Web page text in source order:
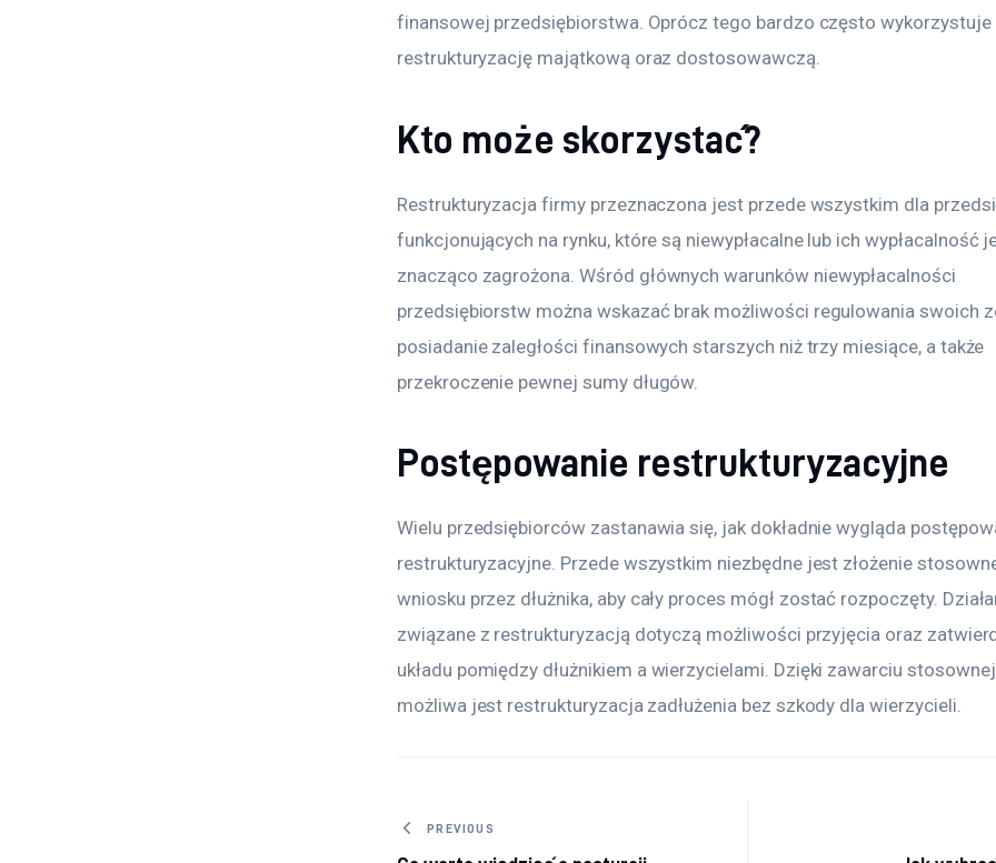
finansowej przedsiębiorstwa. Oprócz tego bardzo często
restrukturyzację majątkową oraz dostosowawczą.
Kto może skorzystać?
Restrukturyzacja firmy przeznaczona jest przede wszystkim dla
funkcjonujących na rynku, które są niewypłacalne lub ich wypłacalność
znacząco zagrożona. Wśród głównych warunków niewypłacalności
przedsiębiorstw można wskazać brak możliwości regulowania swoich
posiadanie zaległości finansowych starszych niż trzy miesiące, a także
przekroczenie pewnej sumy długów.
Postępowanie restrukturyzacyjne
Wielu przedsiębiorców zastanawia się, jak dokładnie wygląda
restrukturyzacyjne. Przede wszystkim niezbędne jest złożenie
wniosku przez dłużnika, aby cały proces mógł zostać rozpoczęty.
związane z restrukturyzacją dotyczą możliwości przyjęcia oraz
układu pomiędzy dłużnikiem a wierzycielami. Dzięki zawarciu
możliwa jest restrukturyzacja zadłużenia bez szkody dla wierzycieli.
Nawigacja wpisu
PREVIOUS